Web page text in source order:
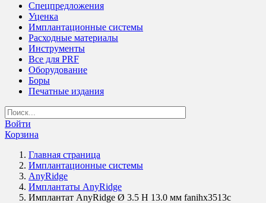
Спецпредложения
Уценка
Имплантационные системы
Расходные материалы
Инструменты
Все для PRF
Оборудование
Боры
Печатные издания
Войти
Корзина
Главная страница
Имплантационные системы
AnyRidge
Имплантаты AnyRidge
Имплантат AnyRidge Ø 3.5 H 13.0 мм fanihx3513c